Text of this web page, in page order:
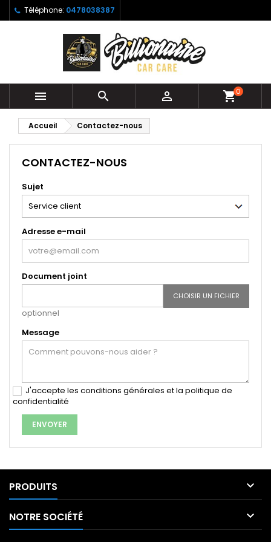
Téléphone: 0478038387
   shopping_cart0
Accueil Contactez-nous
CONTACTEZ-NOUS
Sujet
Adresse e-mail
Document joint
CHOISIR UN FICHIER
optionnel
Message
J'accepte les conditions générales et la politique de
confidentialité
PRODUITS 
NOTRE SOCIÉTÉ 